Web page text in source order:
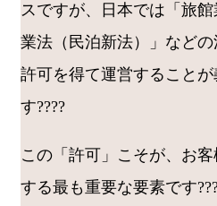
スですが、日本では「旅
業法（民泊新法）」など
許可を得て運営すること
す????
この「許可」こそが、お
する最も重要な要素です